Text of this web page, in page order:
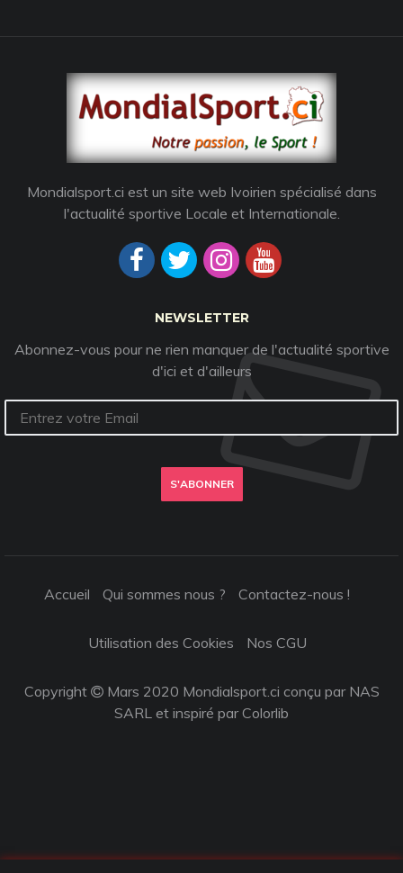
Mondialsport.ci est un site web Ivoirien spécialisé dans
l'actualité sportive Locale et Internationale.
NEWSLETTER
Abonnez-vous pour ne rien manquer de l'actualité sportive
d'ici et d'ailleurs
S'ABONNER
Accueil Qui sommes nous ? Contactez-nous !
Utilisation des Cookies Nos CGU
Copyright
Mars 2020 Mondialsport.ci conçu par NAS
SARL et inspiré parColorlib